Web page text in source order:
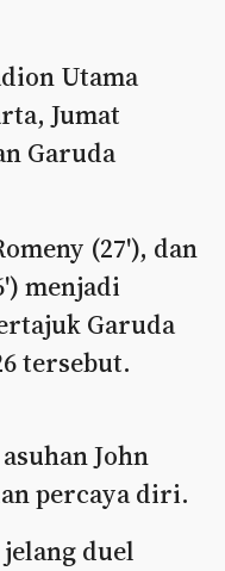
Utama
Jumat
Garuda
(27'), dan
menjadi
Garuda
tersebut.
John
percaya diri.
duel